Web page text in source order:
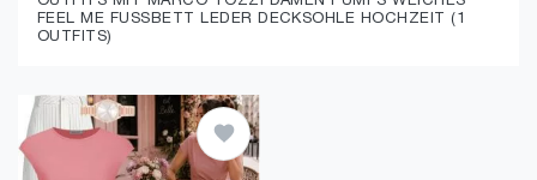
FEEL ME FUSSBETT LEDER DECKSOHLE HOCHZEIT (1
OUTFITS)